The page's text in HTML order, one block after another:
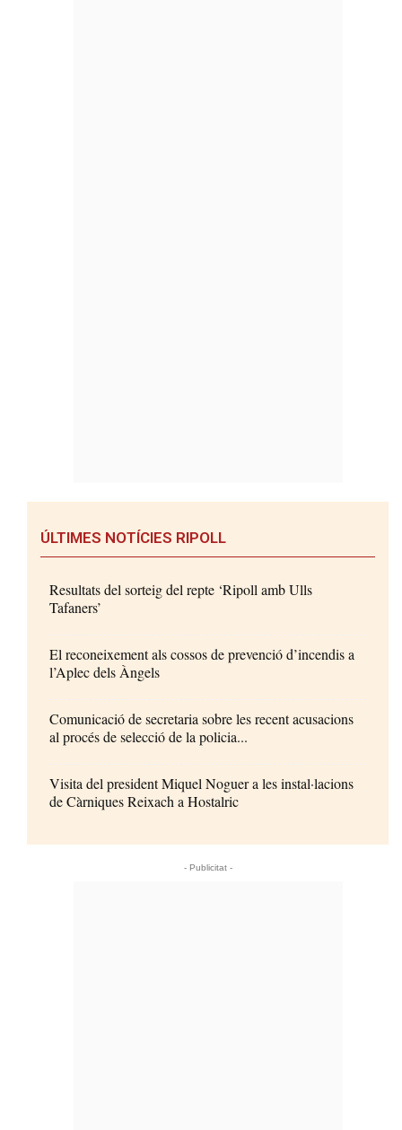
ÚLTIMES NOTÍCIES RIPOLL
Resultats del sorteig del repte ‘Ripoll amb Ulls
Tafaners’
El reconeixement als cossos de prevenció d’incendis a
l’Aplec dels Àngels
Comunicació de secretaria sobre les recent acusacions
al procés de selecció de la policia...
Visita del president Miquel Noguer a les instal·lacions
de Càrniques Reixach a Hostalric
- Publicitat -